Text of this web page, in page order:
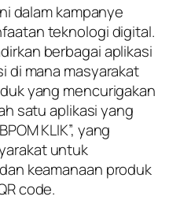
dalam kampanye
teknologi digital.
berbagai aplikasi
di mana masyarakat
yang mencurigakan
satu aplikasi yang
KLIK”, yang
untuk
keamanaan produk
code.